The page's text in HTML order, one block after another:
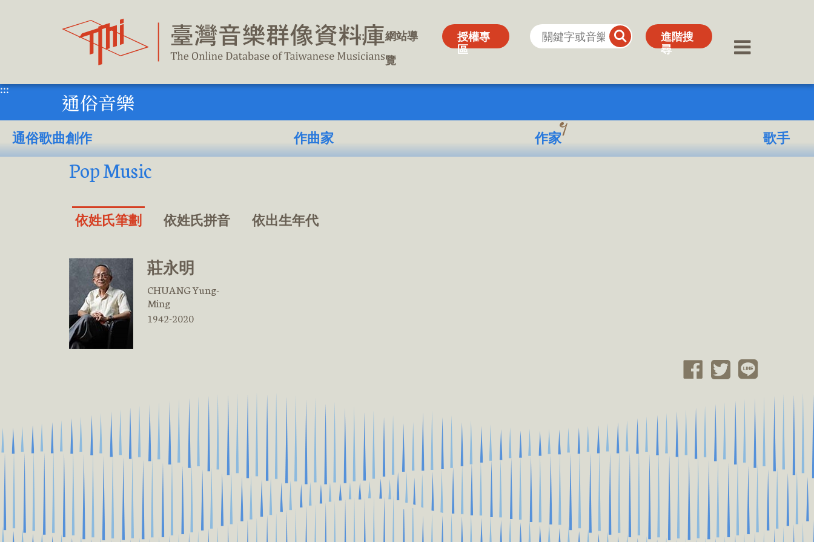
塊
:::
網站導
覽
授權專
區
進階搜
尋
:::
網站導
覽
授權專
區
進階搜
尋
::: 通俗音樂
通俗歌曲創作 作曲家 作家 歌手
Pop Music
依姓氏筆劃 依姓氏拼音 依出生年代
莊永明
CHUANG Yung-
Ming
1942-2020